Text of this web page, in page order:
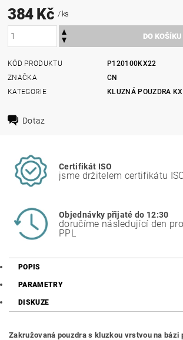
384 Kč / ks
KÓD PRODUKTU
P120100KX22
ZNAČKA
CN
KATEGORIE
KLUZNÁ POUZDRA KX
Dotaz
Certifikát ISO
jsme držitelem certifikátu
Objednávky přijaté do 12:30
doručíme následující den
PPL
POPIS
PARAMETRY
DISKUZE
Zakružovaná pouzdra s kluzkou vrstvou na bázi